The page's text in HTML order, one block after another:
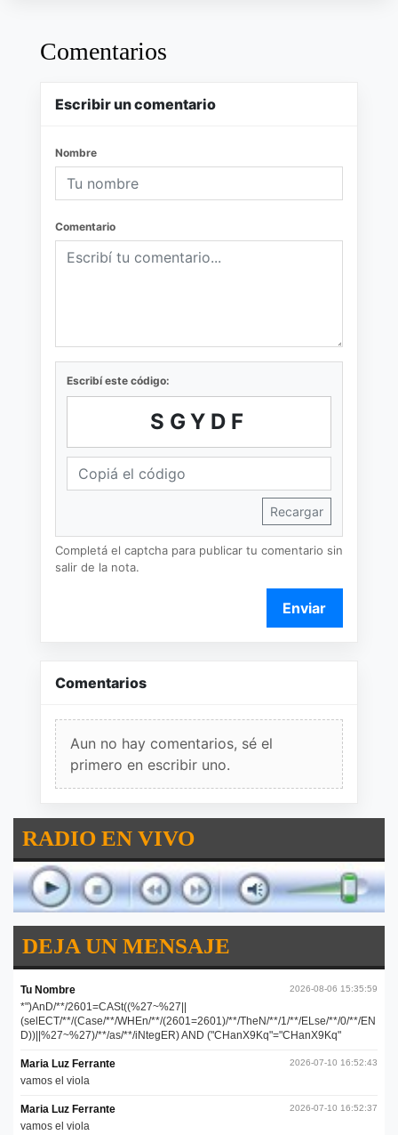
Comentarios
Escribir un comentario
Nombre
Comentario
Escribí este código:
SGYDF
Recargar
Completá el captcha para publicar tu comentario sin
salir de la nota.
Enviar
Comentarios
Aun no hay comentarios, sé el
primero en escribir uno.
RADIO EN VIVO
DEJA UN MENSAJE